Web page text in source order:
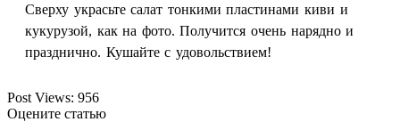
Сверху украсьте салат тонкими пластинами киви и
кукурузой, как на фото. Получится очень нарядно и
празднично. Кушайте с удовольствием!
Post Views: 956
Оцените статью